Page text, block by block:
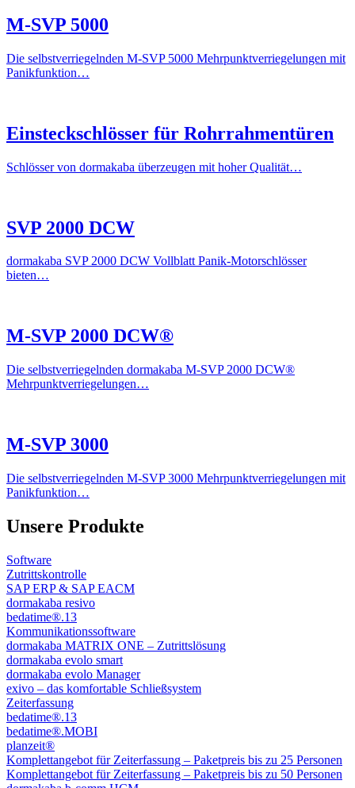
M-SVP 5000
Die selbstverriegelnden M-SVP 5000 Mehrpunktverriegelungen mit
Panikfunktion…
Einsteckschlösser für Rohrrahmentüren
Schlösser von dormakaba überzeugen mit hoher Qualität…
SVP 2000 DCW
dormakaba SVP 2000 DCW Vollblatt Panik-Motorschlösser
bieten…
M-SVP 2000 DCW®
Die selbstverriegelnden dormakaba M-SVP 2000 DCW®
Mehrpunktverriegelungen…
M-SVP 3000
Die selbstverriegelnden M-SVP 3000 Mehrpunktverriegelungen mit
Panikfunktion…
Unsere Produkte
Software
Zutrittskontrolle
SAP ERP & SAP EACM
dormakaba resivo
bedatime®.13
Kommunikationssoftware
dormakaba MATRIX ONE – Zutrittslösung
dormakaba evolo smart
dormakaba evolo Manager
exivo – das komfortable Schließsystem
Zeiterfassung
bedatime®.13
bedatime®.MOBI
planzeit®
Komplettangebot für Zeiterfassung – Paketpreis bis zu 25 Personen
Komplettangebot für Zeiterfassung – Paketpreis bis zu 50 Personen